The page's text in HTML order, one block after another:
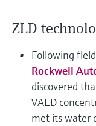
Device Viewer
documentation
Spare parts finder
Find spare parts by
or serial number
Comprar tudo
Tecnologia
Comprar tudo
decisões
ZLD
Following
Rockwell
discovered
VAED
met its water